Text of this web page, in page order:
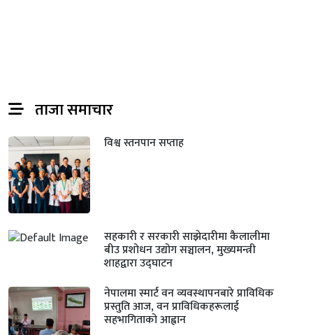
ताजा समाचार
विश्व स्तनपान सप्ताह
सहकारी र सरकारी साझेदारीमा कैलालीमा
बीउ प्रशोधन उद्योग सञ्चालन, मुख्यमन्त्री
शाहद्वारा उद्घाटन
नेपालमा स्मार्ट वन व्यवस्थापनबारे प्राविधिक
प्रस्तुति आज, वन प्राविधिकहरूलाई
सहभागिताको आह्वान